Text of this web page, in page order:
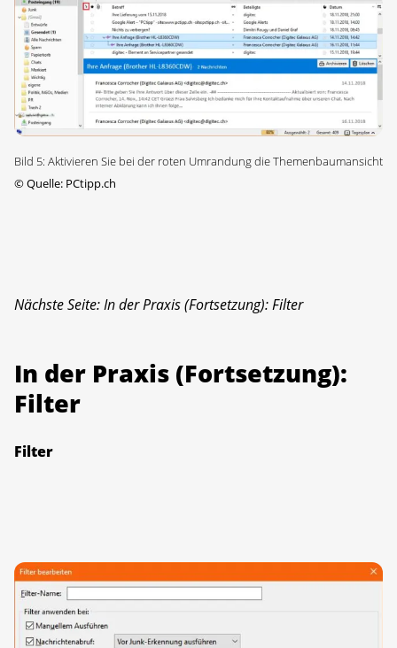
Bild 5: Aktivieren Sie bei der roten Umrandung die Themenbaumansicht
©Quelle: PCtipp.ch
Nächste Seite: In der Praxis (Fortsetzung): Filter
In der Praxis (Fortsetzung):
Filter
Filter